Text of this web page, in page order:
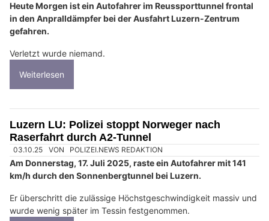
Heute Morgen ist ein Autofahrer im Reussporttunnel frontal
in den Anpralldämpfer bei der Ausfahrt Luzern-Zentrum
gefahren.
Verletzt wurde niemand.
Weiterlesen
Luzern LU: Polizei stoppt Norweger nach
Raserfahrt durch A2-Tunnel
03.10.25 VON POLIZEI.NEWS REDAKTION
Am Donnerstag, 17. Juli 2025, raste ein Autofahrer mit 141
km/h durch den Sonnenbergtunnel bei Luzern.
Er überschritt die zulässige Höchstgeschwindigkeit massiv und
wurde wenig später im Tessin festgenommen.